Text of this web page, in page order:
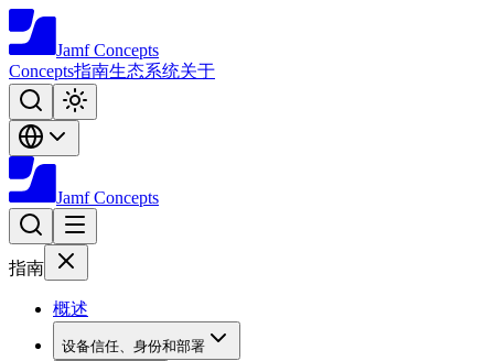
Jamf Concepts
Concepts指南生态系统关于
Jamf Concepts
指南
概述
设备信任、身份和部署